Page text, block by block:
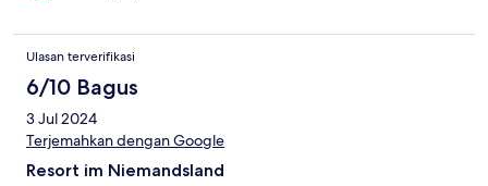
Ulasan terverifikasi
6/10 Bagus
3 Jul 2024
Terjemahkan dengan Google
Resort im Niemandsland